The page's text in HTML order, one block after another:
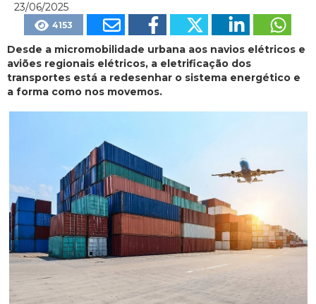
23/06/2025
4153
Desde a micromobilidade urbana aos navios elétricos e
aviões regionais elétricos, a eletrificação dos
transportes está a redesenhar o sistema energético e
a forma como nos movemos.